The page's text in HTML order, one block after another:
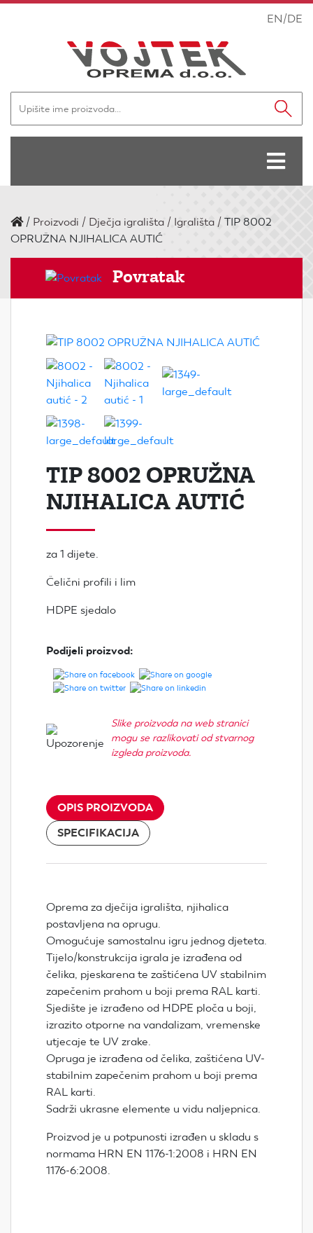
EN/DE
/ Proizvodi Dječja igrališta Igrališta
TIP 8002
OPRUŽNA NJIHALICA AUTIĆ
Povratak
TIP 8002 OPRUŽNA
NJIHALICA AUTIĆ
za 1 dijete.
Čelični profili i lim
HDPE sjedalo
Podijeli proizvod:
Slike proizvoda na web stranici
mogu se razlikovati od stvarnog
izgleda proizvoda.
OPIS PROIZVODA
SPECIFIKACIJA
Oprema za dječija igrališta, njihalica
postavljena na oprugu.
Omogućuje samostalnu igru jednog djeteta.
Tijelo/konstrukcija igrala je izrađena od
čelika, pjeskarena te zaštićena UV stabilnim
zapečenim prahom u boji prema RAL karti.
Sjedište je izrađeno od HDPE ploča u boji,
izrazito otporne na vandalizam, vremenske
utjecaje te UV zrake.
Opruga je izrađena od čelika, zaštićena UV-
stabilnim zapečenim prahom u boji prema
RAL karti.
Sadrži ukrasne elemente u vidu naljepnica.
Proizvod je u potpunosti izrađen u skladu s
normama HRN EN 1176-1:2008 i HRN EN
1176-6:2008.